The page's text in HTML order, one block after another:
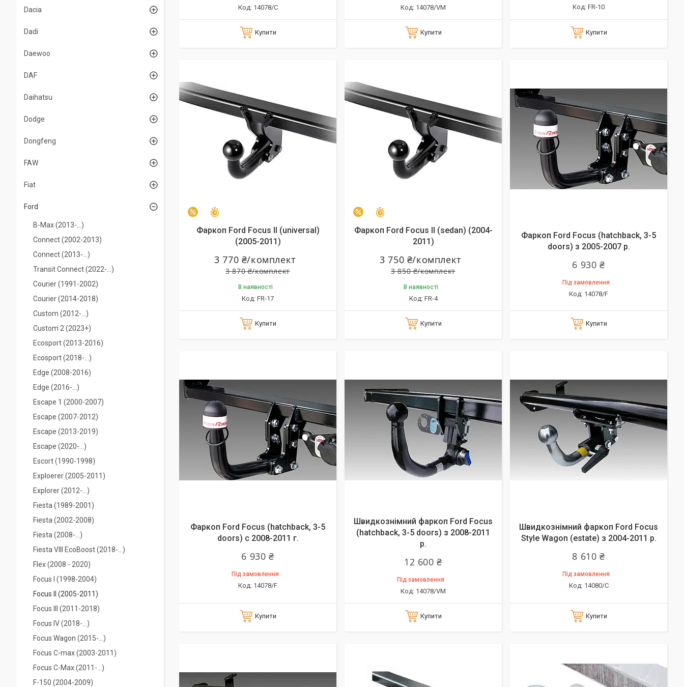
14078/C
Купити
14078/VM
Купити
FR-10
Купити
–3%
Фаркоп Ford Focus II (universal)
(2005-2011)
3 870 ₴/комплект
3 770 ₴/комплект
В наявності
FR-17
Купити
–3%
Фаркоп Ford Focus II (sedan) (2004-
2011)
3 850 ₴/комплект
3 750 ₴/комплект
В наявності
FR-4
Купити
Фаркоп Ford Focus (hatchback, 3-5
doors) з 2005-2007 р.
6 930 ₴
Під замовлення
14078/F
Купити
Фаркоп Ford Focus (hatchback, 3-5
doors) с 2008-2011 г.
6 930 ₴
Під замовлення
14078/F
Купити
Швидкознімний фаркоп Ford Focus
(hatchback, 3-5 doors) з 2008-2011
р.
12 600 ₴
Під замовлення
14078/VM
Купити
Швидкознімний фаркоп Ford Focus
Style Wagon (estate) з 2004-2011 р.
8 610 ₴
Під замовлення
14080/C
Купити
Dacia
Dadi
Daewoo
DAF
Daihatsu
Dodge
Dongfeng
FAW
Fiat
Ford
B-Max (2013-...)
Connect (2002-2013)
Connect (2013-...)
Transit Connect (2022-...)
Courier (1991-2002)
Courier (2014-2018)
Custom (2012-…)
Custom 2 (2023+)
Ecosport (2013-2016)
Ecosport (2018-…)
Edge (2008-2016)
Edge (2016-...)
Escape 1 (2000-2007)
Escape (2007-2012)
Escape (2013-2019)
Escape (2020-...)
Escort (1990-1998)
Exploerer (2005-2011)
Explorer (2012-...)
Fiesta (1989-2001)
Fiesta (2002-2008)
Fiesta (2008-…)
Fiesta VIIІ EcoBoost (2018-...)
Flex (2008 - 2020)
Focus I (1998-2004)
Focus II (2005-2011)
Focus III (2011-2018)
Focus IV (2018-…)
Focus Wagon (2015-...)
Focus C-max (2003-2011)
Focus C-Max (2011-...)
F-150 (2004-2009)